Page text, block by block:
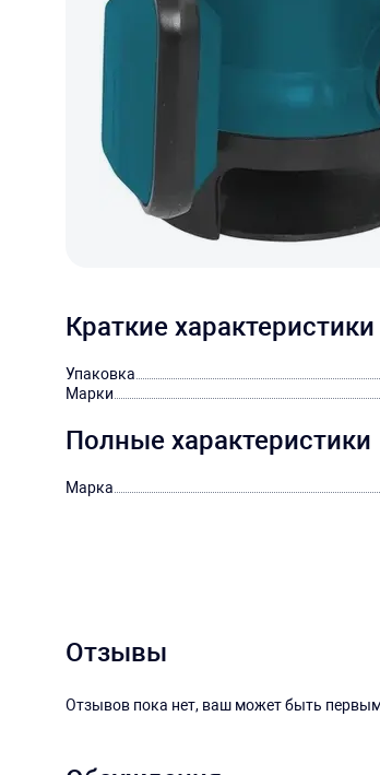
Краткие характеристики
Упаковка
Марки
Полные характеристики
Марка
Отзывы
Отзывов пока нет, ваш может быть